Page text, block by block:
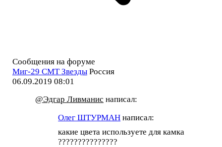
Сообщения на форуме
Миг-29 СМТ Звезды Россия
06.09.2019 08:01
@Эдгар Ливманис написал:
Олег ШТУРМАН написал:
какие цвета используете для камка
???????????????